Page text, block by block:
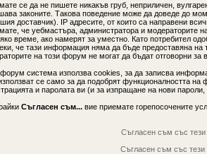
се да не пишете никакъв груб, неприличен,
законите. Такова поведение може да доведе до
доставчик). IP адресите, от които са направени
че уебмастъра, администратора и модераторите
време, ако намерят за уместно. Като потребител
че тази информация няма да бъде предоставяна
на този форум не могат да бъдат отговорни за
система използва cookies, за да записва
се само за да подобрят функционалността
и паролата ви (и за изпращане на нови
Съгласен съм... вие приемате горепосочените
Съгласен съм със
Съгласен съм със